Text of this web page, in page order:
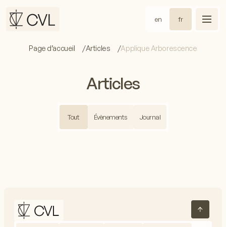
en fr
Page d’accueil Articles Applique Arborescence
Articles
Tout Évènements Journal